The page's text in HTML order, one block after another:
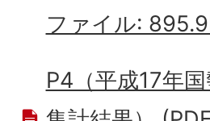
ファイル:
P4（平成17年